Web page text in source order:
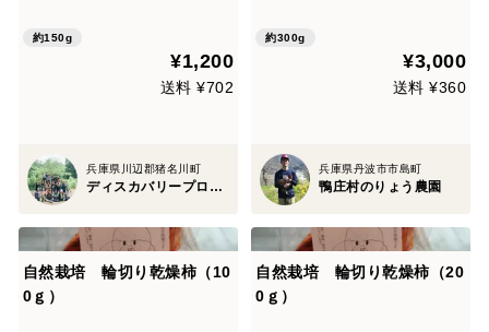
約150g
¥1,200
送料 ¥702
兵庫県川辺郡猪名川町
ディスカバリープロジェクト
約300g
¥3,000
送料 ¥360
兵庫県丹波市市島町
鴨庄村のりょう農園
自然栽培 輪切り乾燥柿（10
0ｇ）
自然栽培 輪切り乾燥柿（20
0ｇ）